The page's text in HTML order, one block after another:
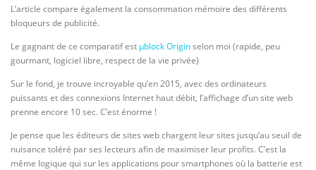
L’article compare également la consommation mémoire des différents
bloqueurs de publicité.
Le gagnant de ce comparatif est µblock Originselon moi (rapide, peu
gourmant, logiciel libre, respect de la vie privée)
Sur le fond, je trouve incroyable qu’en 2015, avec des ordinateurs
puissants et des connexions Internet haut débit, l’affichage d’un site web
prenne encore 10 sec. C’est énorme !
Je pense que les éditeurs de sites web chargent leur sites jusqu’au seuil de
nuisance toléré par ses lecteurs afin de maximiser leur profits. C’est la
même logique qui sur les applications pour smartphones où la batterie est